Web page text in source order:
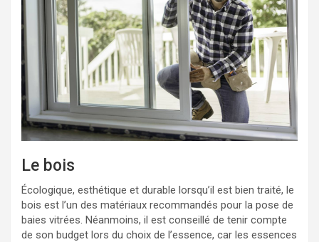
Le bois
Écologique, esthétique et durable lorsqu’il est bien traité, le
bois est l’un des matériaux recommandés pour la pose de
baies vitrées. Néanmoins, il est conseillé de tenir compte
de son budget lors du choix de l’essence, car les essences